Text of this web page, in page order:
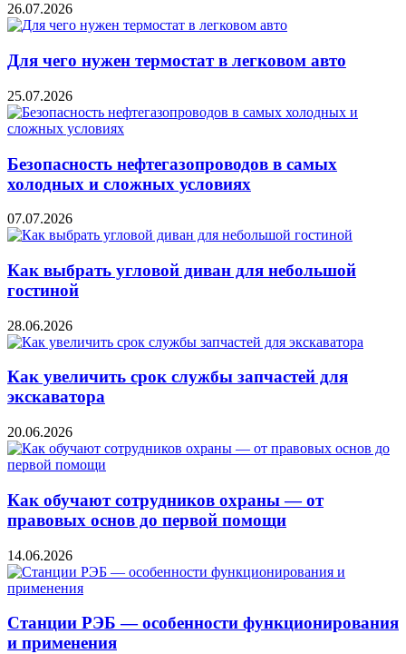
26.07.2026
Для чего нужен термостат в легковом авто
25.07.2026
Безопасность нефтегазопроводов в самых
холодных и сложных условиях
07.07.2026
Как выбрать угловой диван для небольшой
гостиной
28.06.2026
Как увеличить срок службы запчастей для
экскаватора
20.06.2026
Как обучают сотрудников охраны — от
правовых основ до первой помощи
14.06.2026
Станции РЭБ — особенности функционирования
и применения